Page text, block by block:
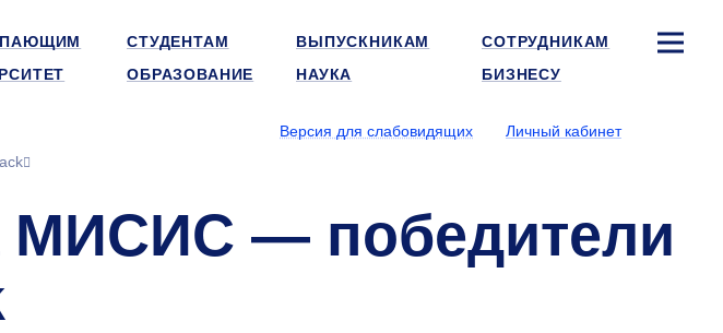
СТУДЕНТАМ ВЫПУСКНИКАМ
СОТРУДНИКАМ
ОБРАЗОВАНИЕ НАУКА БИЗНЕСУ
Версия для слабовидящих
Личный кабинет
МИСИС — победители